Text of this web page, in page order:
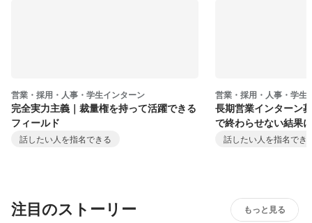
営業・採用・人事・学生インターン
完全実力主義｜裁量権を持って活躍できる
フィールド
話したい人を指名できる
営業・採用・人事・学生
長期営業インターン
で終わらせない結果
話したい人を指名でき
注目のストーリー もっと見る